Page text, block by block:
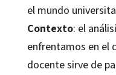
el mundo
Contexto: el
enfrentamos en el
docente sirve de